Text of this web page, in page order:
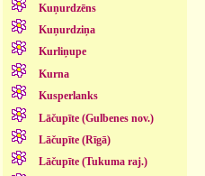
Kuņurdzēns
Kuņurdziņa
Kurliņupe
Kurna
Kusperlanks
Lāčupīte (Gulbenes nov.)
Lāčupīte (Rīgā)
Lāčupīte (Tukuma raj.)